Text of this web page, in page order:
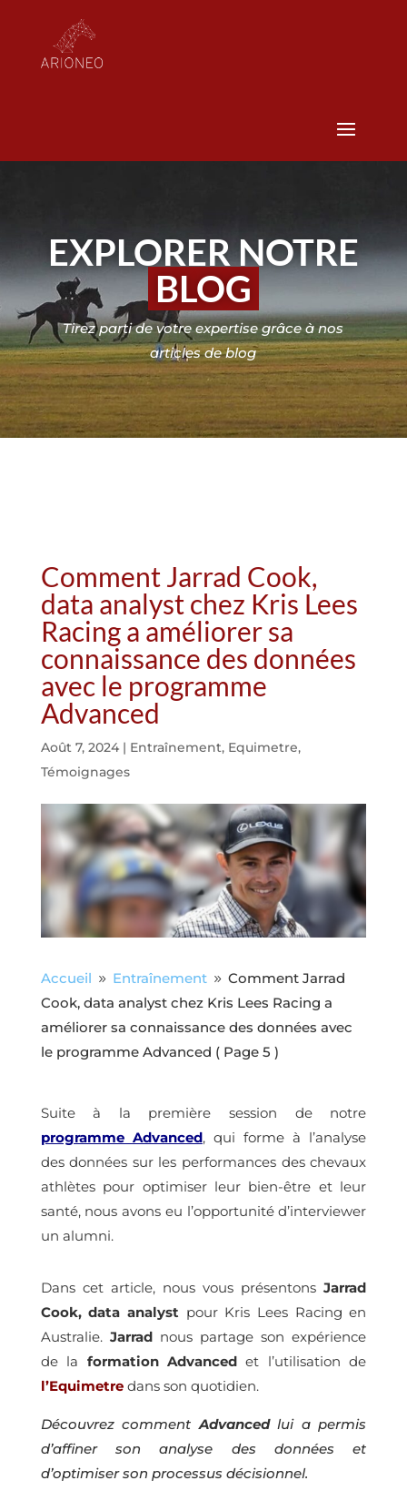
EXPLORER NOTRE
BLOG
Tirez parti de votre expertise grâce à nos
articles de blog
Comment Jarrad Cook,
data analyst chez Kris Lees
Racing a améliorer sa
connaissance des données
avec le programme
Advanced
Août 7, 2024| Entraînement, Equimetre,
Témoignages
Accueil 9 Entraînement 9 Comment Jarrad
Cook, data analyst chez Kris Lees Racing a
améliorer sa connaissance des données avec
le programme Advanced ( Page 5 )
Suite à la première session de notre
programme Advanced, qui forme à l’analyse
des données sur les performances des chevaux
athlètes pour optimiser leur bien-être et leur
santé, nous avons eu l’opportunité d’interviewer
un alumni.
Dans cet article, nous vous présentons Jarrad
Cook, data analyst pour Kris Lees Racing en
Australie. Jarradnous partage son expérience
de la formation Advanced et l’utilisation de
l’Equimetredans son quotidien.
Découvrez comment Advancedlui a permis
d’affiner son analyse des données et
d’optimiser son processus décisionnel.